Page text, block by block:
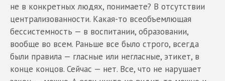
не в конкретных людях, понимаете? В отсутствии
централизованности. Какая-то всеобъемлющая
бессистемность — в воспитании, образовании,
вообще во всем. Раньше все было строго, всегда
были правила — гласные или негласные, этикет, в
конце концов. Сейчас — нет. Все, что не нарушает